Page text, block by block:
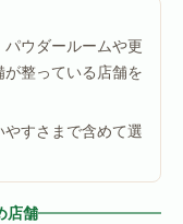
ウダールームや更
整っている店舗を
すさまで含めて選
店舗